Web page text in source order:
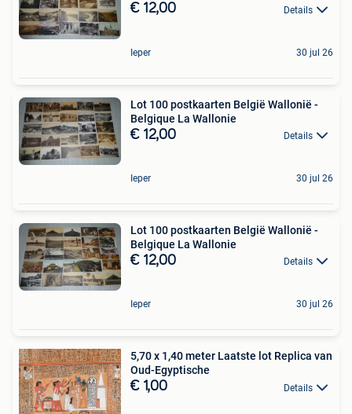
€ 12,00 Details
Ieper 30 jul 26
Lot 100 postkaarten België Wallonië -
Belgique La Wallonie
€ 12,00 Details
Ieper 30 jul 26
Lot 100 postkaarten België Wallonië -
Belgique La Wallonie
€ 12,00 Details
Ieper 30 jul 26
5,70 x 1,40 meter Laatste lot Replica van
Oud-Egyptische
€ 1,00 Details